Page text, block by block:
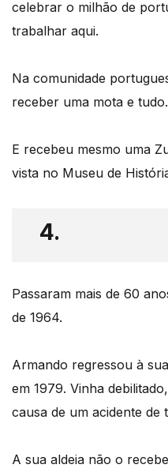
celebrar o milhão de
trabalhar aqui.
Na comunidade
receber uma mota e tudo.
E recebeu mesmo uma
vista no Museu de
4.
Passaram mais de 60
de 1964.
Armando regressou à
em 1979. Vinha
causa de um acidente de
A sua aldeia não o